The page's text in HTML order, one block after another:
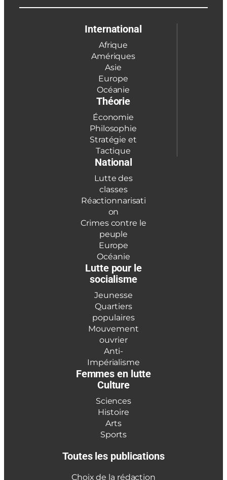
International
Afrique
Amériques
Asie
Europe
Océanie
Théorie
Économie
Philosophie
Stratégie et
Tactique
National
Lutte des
classes
Réactionnarisati
on
Crimes contre le
peuple
Europe
Océanie
Lutte pour le
socialisme
Jeunesse
Quartiers
populaires
Mouvement
ouvrier
Anti-
Impérialisme
Femmes en lutte
Culture
Sciences
Histoire
Arts
Sports
Toutes les publications
Choix de la rédaction